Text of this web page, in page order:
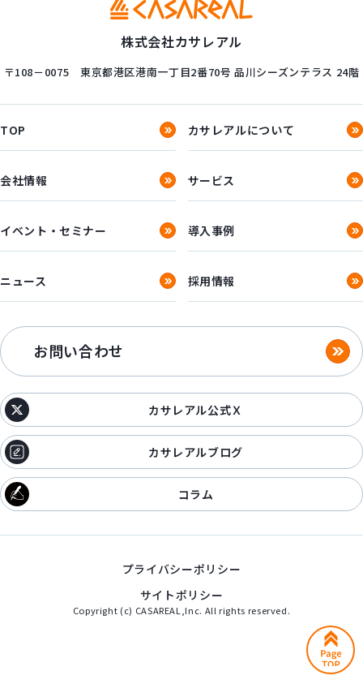
株式会社カサレアル
〒108－0075 東京都港区港南一丁目2番70号 品川シーズンテラス 24階
TOP カサレアルについて
会社情報 サービス
イベント・セミナー 導入事例
ニュース 採用情報
お問い合わせ
カサレアル公式Ｘ
カサレアルブログ
コラム
プライバシーポリシー
サイトポリシー
Copyright (c) CASAREAL,Inc. All rights reserved.